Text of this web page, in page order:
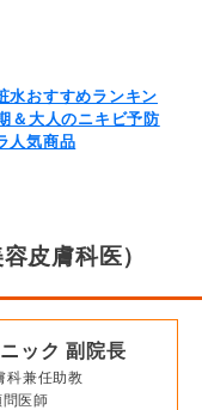
水おすすめランキン
＆大人のニキビ予防
人気商品
皮膚科医）
ック 副院長
科兼任助教
問医師